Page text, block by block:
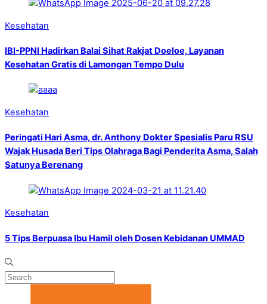
Kesehatan
IBI-PPNI Hadirkan Balai Sihat Rakjat Doeloe, Layanan
Kesehatan Gratis di Lamongan Tempo Dulu
Kesehatan
Peringati Hari Asma, dr. Anthony Dokter Spesialis Paru RSU
Wajak Husada Beri Tips Olahraga Bagi Penderita Asma, Salah
Satunya Berenang
Kesehatan
5 Tips Berpuasa Ibu Hamil oleh Dosen Kebidanan UMMAD